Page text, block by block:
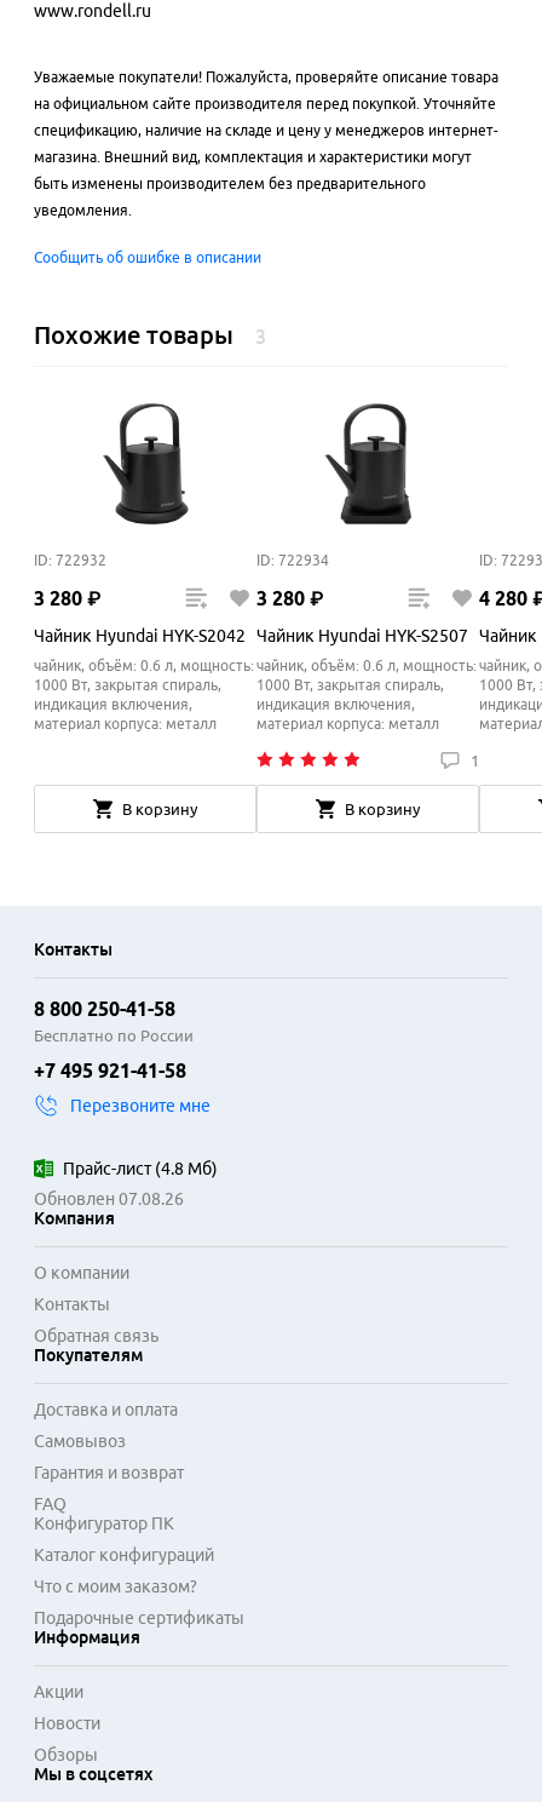
www.rondell.ru
Уважаемые покупатели! Пожалуйста, проверяйте описание товара
на официальном сайте производителя перед покупкой. Уточняйте
спецификацию, наличие на складе и цену у менеджеров интернет-
магазина. Внешний вид, комплектация и характеристики могут
быть изменены производителем без предварительного
уведомления.
Сообщить об ошибке в описании
Похожие товары 3
ID: 722932
3 280 ₽
Чайник Hyundai HYK-S2042
чайник, объём: 0.6 л, мощность:
1000 Вт, закрытая спираль,
индикация включения,
материал корпуса: металл
В корзину
ID: 722934
3 280 ₽
Чайник Hyundai HYK-S2507
чайник, объём: 0.6 л, мощность:
1000 Вт, закрытая спираль,
индикация включения,
материал корпуса: металл
1
В корзину
ID:
4 280
Чайник
чайник,
1000 Вт,
Контакты
8 800 250-41-58
Бесплатно по России
+7 495 921-41-58
Перезвоните мне
Прайс-лист(4.8 Мб)
Обновлен 07.08.26
Компания
О компании
Контакты
Обратная связь
Покупателям
Доставка и оплата
Самовывоз
Гарантия и возврат
FAQ
Конфигуратор ПК
Каталог конфигураций
Что с моим заказом?
Подарочные сертификаты
Информация
Акции
Новости
Обзоры
Мы в соцсетях